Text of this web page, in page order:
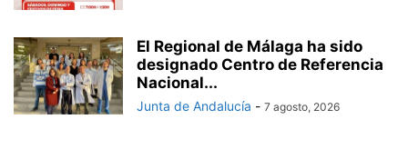
El Regional de Málaga ha sido
designado Centro de Referencia
Nacional...
Junta de Andalucía - 7 agosto, 2026